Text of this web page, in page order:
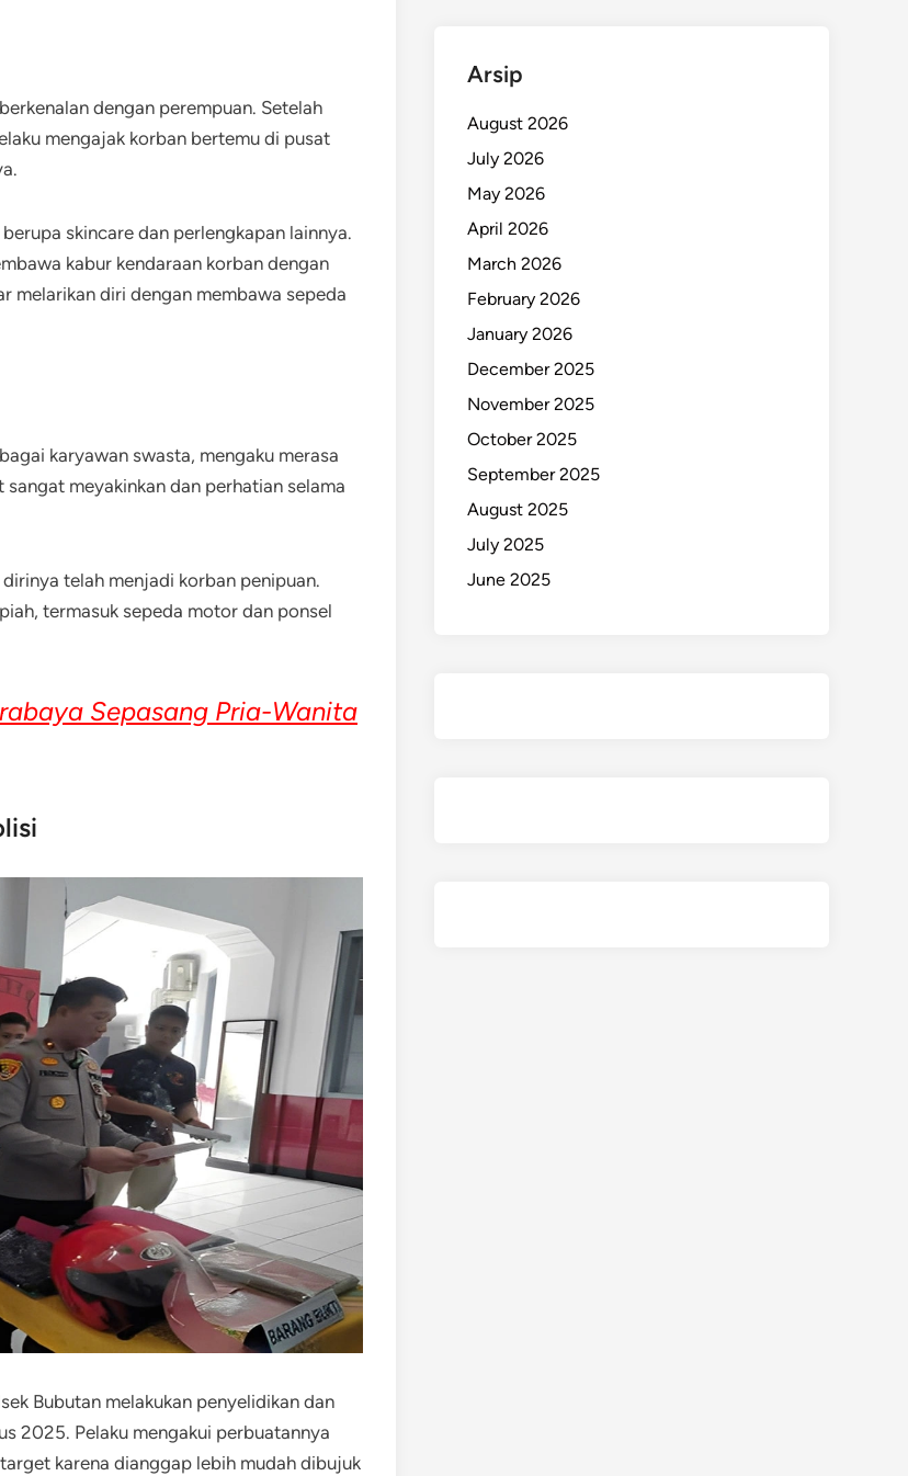
dengan perempuan. Setelah
mengajak korban bertemu di pusat
skincare dan perlengkapan lainnya.
kabur kendaraan korban dengan
melarikan diri dengan membawa sepeda
karyawan swasta, mengaku merasa
meyakinkan dan perhatian selama
telah menjadi korban penipuan.
termasuk sepeda motor dan ponsel
Sepasang Pria-Wanita
Bubutan melakukan penyelidikan dan
2025. Pelaku mengakui perbuatannya
karena dianggap lebih mudah dibujuk
Arsip
August 2026
July 2026
May 2026
April 2026
March 2026
February 2026
January 2026
December 2025
November 2025
October 2025
September 2025
August 2025
July 2025
June 2025